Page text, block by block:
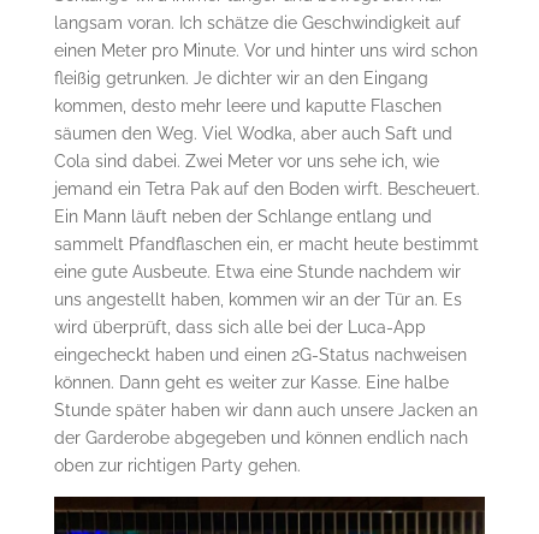
langsam voran. Ich schätze die Geschwindigkeit auf
einen Meter pro Minute. Vor und hinter uns wird schon
fleißig getrunken. Je dichter wir an den Eingang
kommen, desto mehr leere und kaputte Flaschen
säumen den Weg. Viel Wodka, aber auch Saft und
Cola sind dabei. Zwei Meter vor uns sehe ich, wie
jemand ein Tetra Pak auf den Boden wirft. Bescheuert.
Ein Mann läuft neben der Schlange entlang und
sammelt Pfandflaschen ein, er macht heute bestimmt
eine gute Ausbeute. Etwa eine Stunde nachdem wir
uns angestellt haben, kommen wir an der Tür an. Es
wird überprüft, dass sich alle bei der Luca-App
eingecheckt haben und einen 2G-Status nachweisen
können. Dann geht es weiter zur Kasse. Eine halbe
Stunde später haben wir dann auch unsere Jacken an
der Garderobe abgegeben und können endlich nach
oben zur richtigen Party gehen.